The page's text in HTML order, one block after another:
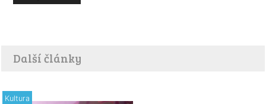
Další články
Kultura